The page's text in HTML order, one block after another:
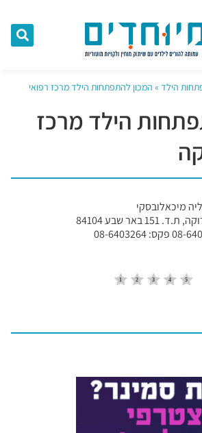
הילד » המכון להתפתחות הילד מרכז רפואי
הילד מרכז
מיכאלובסקי
שבע 84104